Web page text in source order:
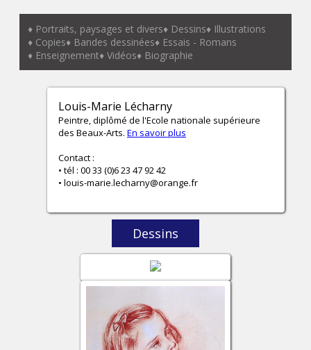
♦ Portraits, paysages et divers♦ Dessins♦ Illustrations
♦ Copies♦ Bandes dessinées♦ Essais - Romans
♦ Enseignement♦ Vidéos♦ Biographie
Louis-Marie Lécharny
Peintre, diplômé de l'Ecole nationale supérieure
des Beaux-Arts. En savoir plus
Contact :
• tél : 00 33 (0)6 23 47 92 42
• louis-marie.lecharny@orange.fr
Dessins